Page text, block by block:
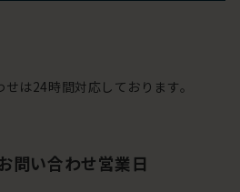
は24時間対応しております。
問い合わせ営業日